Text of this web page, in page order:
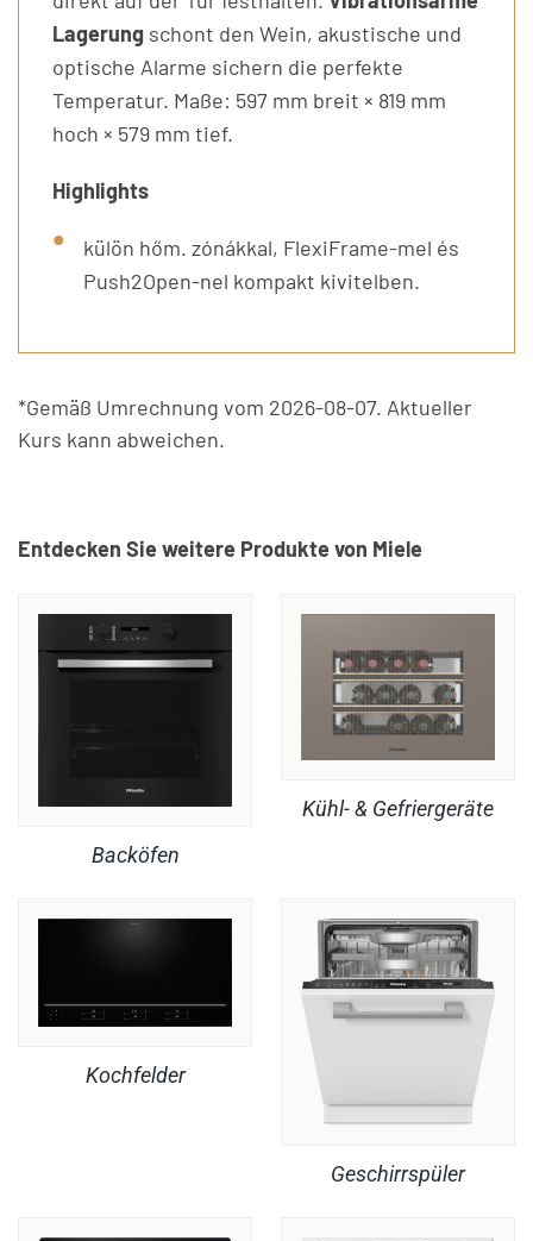
Lagerung schont den Wein, akustische und
optische Alarme sichern die perfekte
Temperatur. Maße: 597 mm breit × 819 mm
hoch × 579 mm tief.
Highlights
külön hőm. zónákkal, FlexiFrame-mel és
Push2Open-nel kompakt kivitelben.
*Gemäß Umrechnung vom 2026-08-07. Aktueller
Kurs kann abweichen.
Entdecken Sie weitere Produkte von Miele
Backöfen
Kühl- & Gefriergeräte
Kochfelder
Geschirrspüler